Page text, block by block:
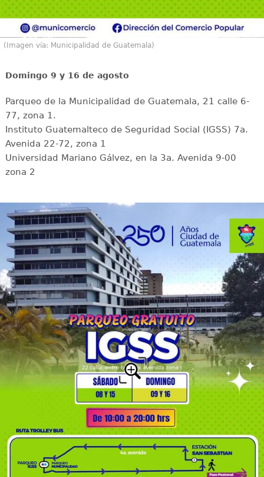
(Imagen vía: Municipalidad de Guatemala)
Domingo 9 y 16 de agosto
Parqueo de la Municipalidad de Guatemala, 21 calle 6-
77, zona 1.
Instituto Guatemalteco de Seguridad Social (IGSS) 7a.
Avenida 22-72, zona 1
Universidad Mariano Gálvez, en la 3a. Avenida 9-00
zona 2